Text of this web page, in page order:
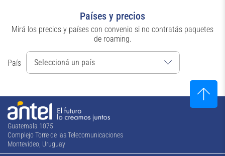
Países y precios
Mirá los precios y países con convenio si no contratás paquetes
de roaming.
País
Guatemala 1075
Complejo Torre de las Telecomunicaciones
Montevideo, Uruguay